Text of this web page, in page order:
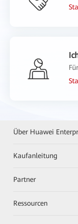
Über Huawei
Kaufanleitung
Partner
Ressourcen